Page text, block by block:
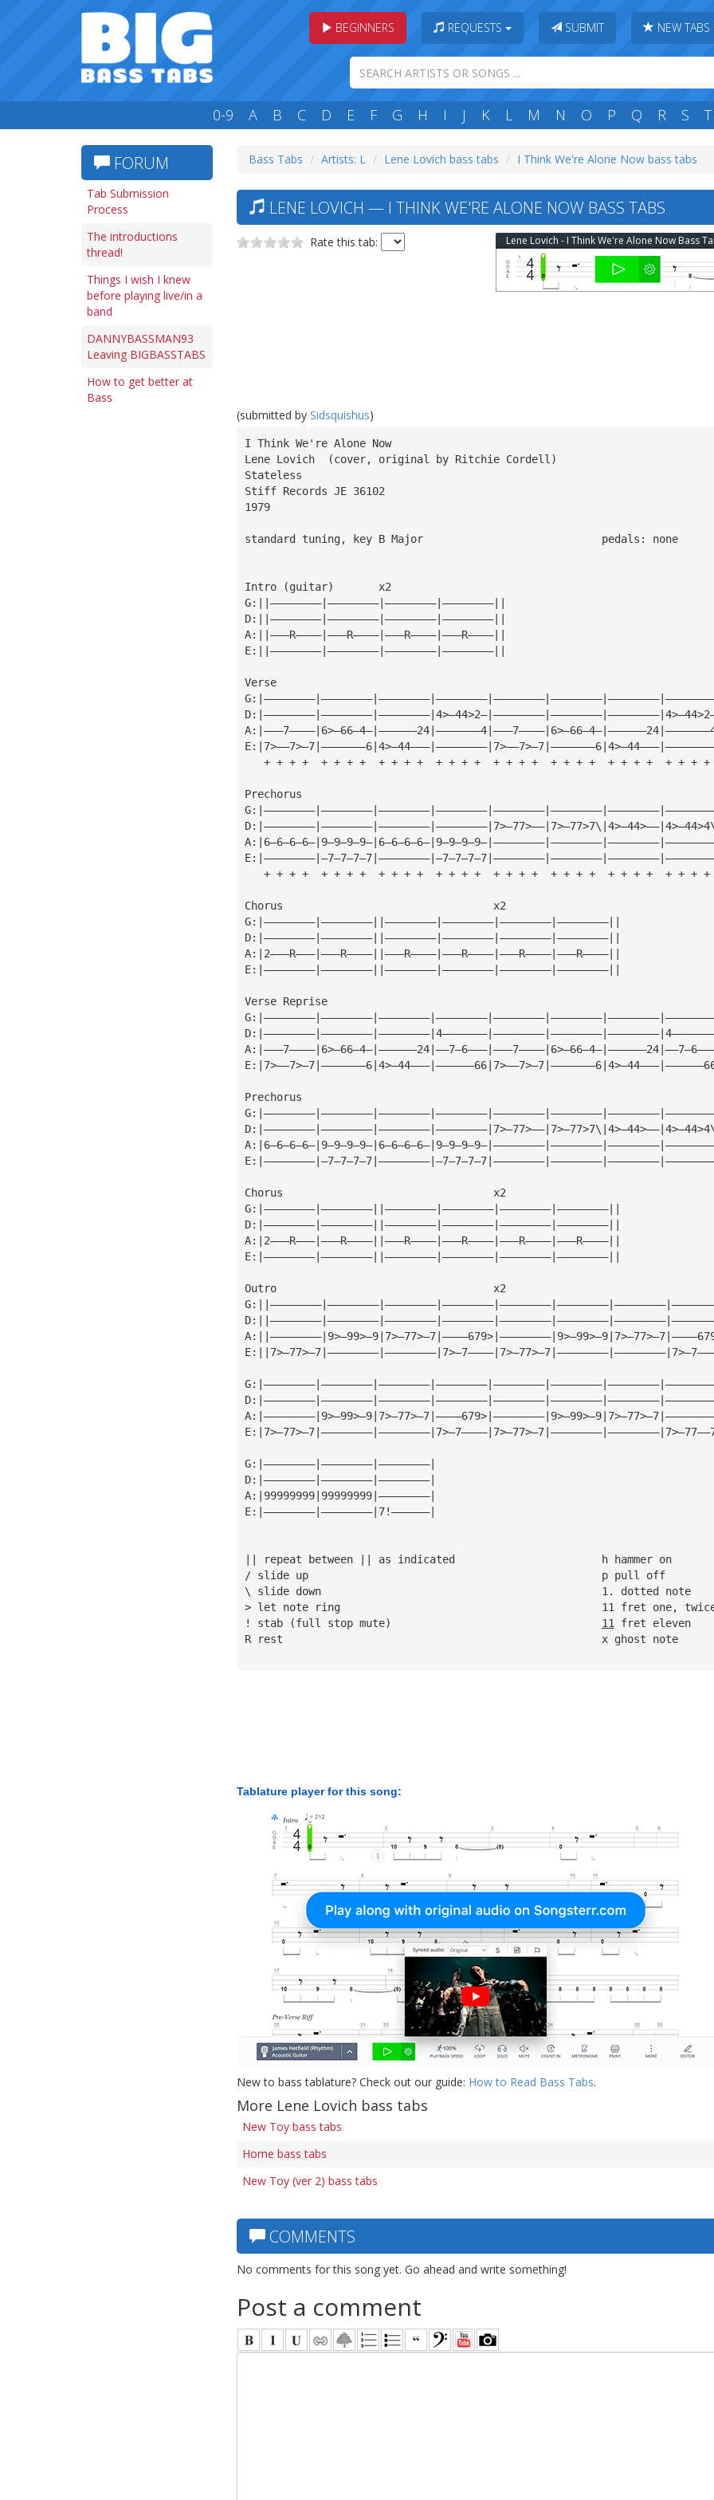
BEGINNERS REQUESTS SUBMIT NEW TABS
0-9 A B C D E F G H I J K L M N O P Q R S T
FORUM
Tab Submission
Process
The introductions
thread!
Things I wish I knew
before playing live/in a
band
DANNYBASSMAN93
Leaving BIGBASSTABS
How to get better at
Bass
Bass Tabs Artists: L Lene Lovich bass tabs I Think We're Alone Now bass tabs
LENE LOVICH — I THINK WE'RE ALONE NOW BASS TABS
Rate this tab: Lene Lovich - I Think We're Alone Now Bass
(submitted by Sidsquishus)
I Think We're Alone Now
Lene Lovich  (cover, original by Ritchie Cordell)
Stateless
Stiff Records JE 36102
1979
standard tuning, key B Major				pedals: none
Intro (guitar)       x2
G:||————————|————————|————————|————————||
D:||————————|————————|————————|————————||
A:||———R————|———R————|———R————|———R————||
E:||————————|————————|————————|————————||
Verse
   + + + +  + + + +  + + + +  + + + +  + + + +  + + + +  + + + +  + + + +
Prechorus
   + + + +  + + + +  + + + +  + + + +  + + + +  + + + +  + + + +  + + + +
Chorus                                 x2
G:|————————|————————||————————|————————|————————|————————||
D:|————————|————————||————————|————————|————————|————————||
A:|2———R———|———R————||———R————|———R————|———R————|———R————||
E:|————————|————————||————————|————————|————————|————————||
Verse Reprise
Prechorus
Chorus                                 x2
G:|————————|————————||————————|————————|————————|————————||
D:|————————|————————||————————|————————|————————|————————||
A:|2———R———|———R————||———R————|———R————|———R————|———R————||
E:|————————|————————||————————|————————|————————|————————||
Outro                                  x2
G:|————————|————————|————————|
D:|————————|————————|————————|
A:|99999999|99999999|————————|
E:|————————|————————|7!——————|
|| repeat between || as indicated			h hammer on
/ slide up						p pull off
\ slide down						1. dotted note
> let note ring						11 fret one,
11 fret eleven
R rest							x ghost note
Tablature player for this song:
New to bass tablature? Check out our guide: How to Read Bass Tabs.
More Lene Lovich bass tabs
New Toy bass tabs
Home bass tabs
New Toy (ver 2) bass tabs
COMMENTS
No comments for this song yet. Go ahead and write something!
Post a comment